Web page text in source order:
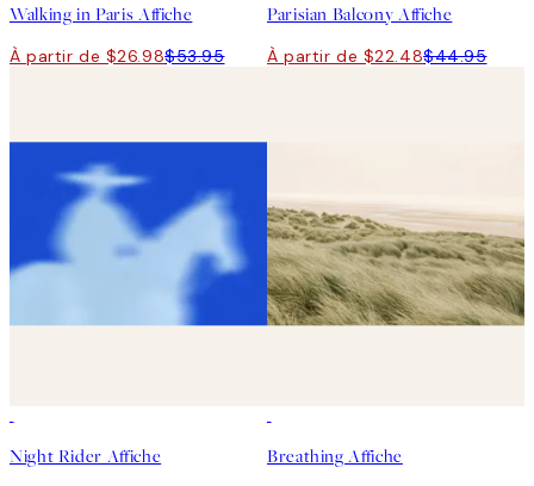
Walking in Paris Affiche
À partir de $26.98$53.95
Parisian Balcony Affiche
À partir de $22.48$44.95
Night Rider Affiche Breathing Affiche